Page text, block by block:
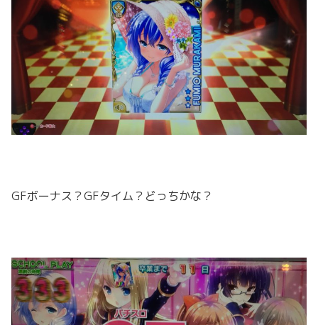
GFボーナス？GFタイム？どっちかな？